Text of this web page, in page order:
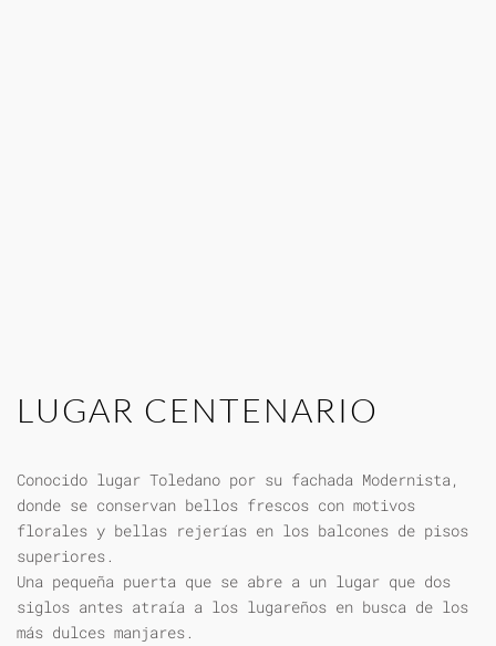
LUGAR CENTENARIO
Conocido lugar Toledano por su fachada Modernista,
donde se conservan bellos frescos con motivos
florales y bellas rejerías en los balcones de pisos
superiores.
Una pequeña puerta que se abre a un lugar que dos
siglos antes atraía a los lugareños en busca de los
más dulces manjares.